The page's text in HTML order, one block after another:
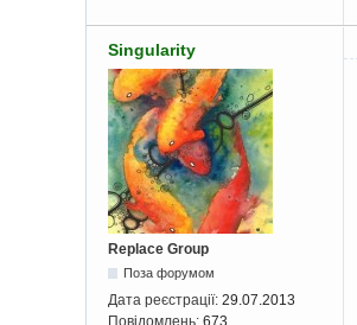
Singularity
Replace Group
Поза форумом
Дата реєстрації: 29.07.2013
Повідомлень: 673